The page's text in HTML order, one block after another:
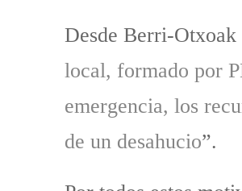
Desde Berri-Otxoak
local, formado por
emergencia, los
de un desahucio”.